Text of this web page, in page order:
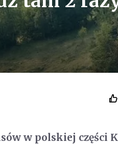
w polskiej części